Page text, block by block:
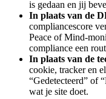
is gedaan en jij
In plaats van de
compliancescore
Peace of Mind-
compliance een
In plaats van de
cookie, tracker en
“Gedetecteerd” of
wat je site doet.